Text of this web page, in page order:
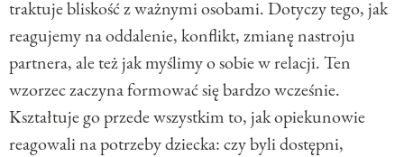
traktuje bliskość z ważnymi osobami. Dotyczy tego, jak
reagujemy na oddalenie, konflikt, zmianę nastroju
partnera, ale też jak myślimy o sobie w relacji. Ten
wzorzec zaczyna formować się bardzo wcześnie.
Kształtuje go przede wszystkim to, jak opiekunowie
reagowali na potrzeby dziecka: czy byli dostępni,